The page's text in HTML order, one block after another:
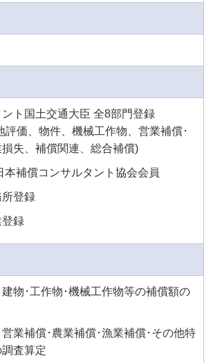
ト国土交通大臣 全8部門登録
評価、物件、機械工作物、営業補償･
失、補償関連、総合補償)
本補償コンサルタント協会会員
登録
録
物･工作物･機械工作物等の補償額の
業補償･農業補償･漁業補償･その他特
査算定